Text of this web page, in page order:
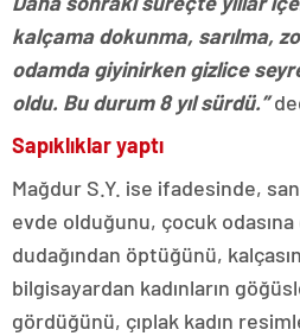
kalçama dokunma, sarılma,
odamda giyinirken gizlice
oldu. Bu durum 8 yıl sürdü.”
Sapıklıklar yaptı
Mağdur S.Y. ise ifadesinde,
evde olduğunu, çocuk odasına
dudağından öptüğünü,
bilgisayardan kadınların
gördüğünü, çıplak kadın